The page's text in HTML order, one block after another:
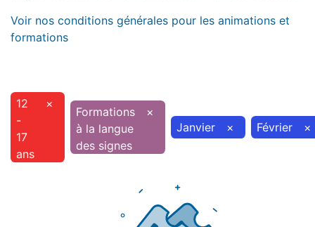
Voir nos conditions générales pour les animations et
formations
12
-
17
ans
×
Formations
à la langue
des signes
×
Janvier
× Février ×